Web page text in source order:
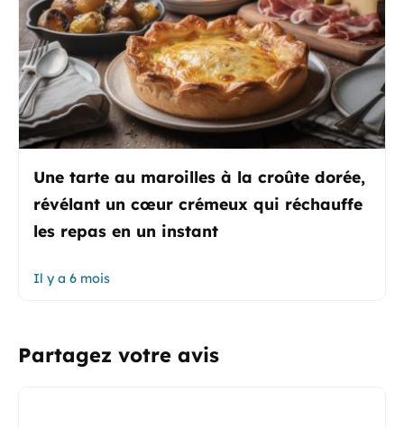
Une tarte au maroilles à la croûte dorée,
révélant un cœur crémeux qui réchauffe
les repas en un instant
Il y a 6 mois
Partagez votre avis